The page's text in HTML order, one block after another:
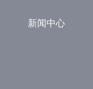
新闻中心